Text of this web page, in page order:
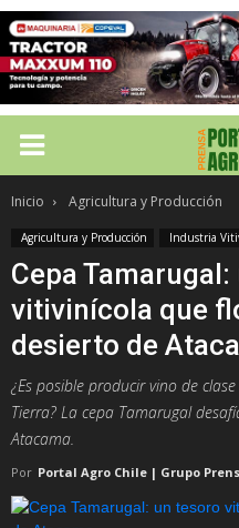
Inicio Agricultura y Producción
Agricultura y Producción Industria
Cepa
vitivinícola que
desierto de
¿Es posible producir vino de
Tierra? La cepa Tamarugal
Atacama.
Por Portal Agro Chile | Grupo